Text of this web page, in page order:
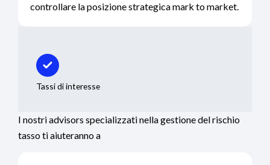
controllare la posizione strategica mark to market.
Tassi di interesse
I nostri advisors specializzati nella gestione del rischio
tasso ti aiuteranno a